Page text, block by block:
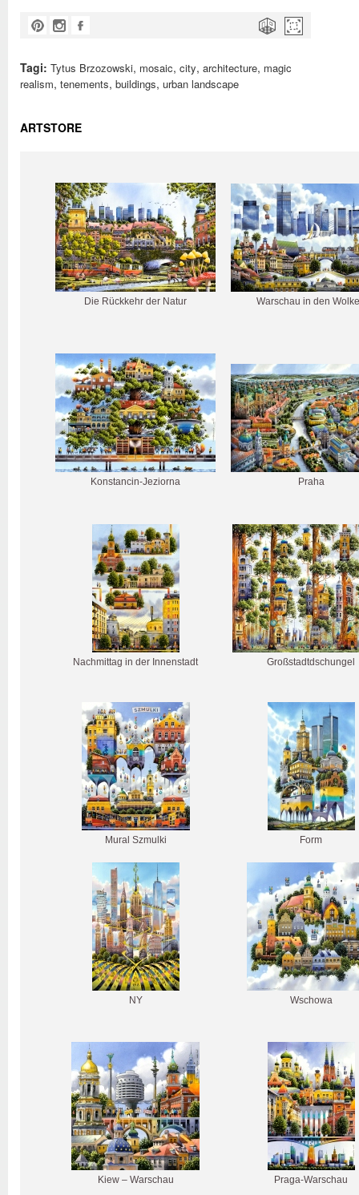
Tagi: Tytus Brzozowski, mosaic, city, architecture, magic
realism, tenements, buildings, urban landscape
ARTSTORE
Die Rückkehr der Natur Warschau in den
Konstancin-Jeziorna Praha
Nachmittag in der Innenstadt Großstadtdschungel
Mural Szmulki Form
NY Wschowa
Kiew – Warschau Praga-Warschau